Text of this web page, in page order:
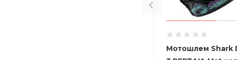
Мотошлем Shark